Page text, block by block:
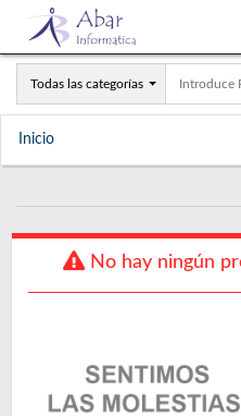
Todas las categorías
Inicio
No hay ningún